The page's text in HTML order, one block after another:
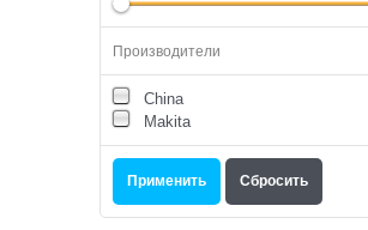
Производители
China
Makita